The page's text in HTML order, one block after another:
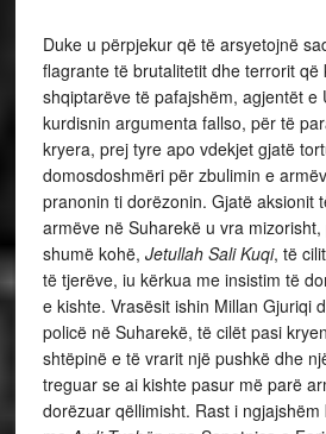
Duke u përpjekur që të arsyetojnë
flagrante të brutalitetit dhe terrorit që
shqiptarëve të pafajshëm, agjentët e
kurdisnin argumenta fallso, për të
kryera, prej tyre apo vdekjet gjatë
domosdoshmëri për zbulimin e
pranonin ti dorëzonin. Gjatë aksionit
armëve në Suharekë u vra
shumë kohë, Jetullah Sali Kuqi, të
të tjerëve, iu kërkua me insistim të
e kishte. Vrasësit ishin Millan Gjuriqi
policë në Suharekë, të cilët pasi
shtëpinë e të vrarit një pushkë dhe
treguar se ai kishte pasur më parë
dorëzuar qëllimisht. Rast i